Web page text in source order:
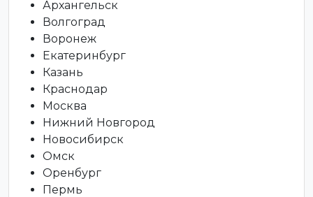
Архангельск
Волгоград
Воронеж
Екатеринбург
Казань
Краснодар
Москва
Нижний Новгород
Новосибирск
Омск
Оренбург
Пермь